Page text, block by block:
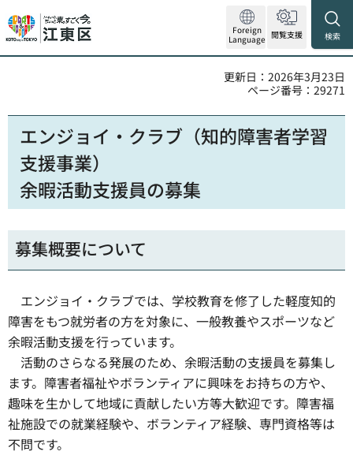
Foreign
Language 閲覧支援 検索
更新日：2026年3月23日
ページ番号：29271
エンジョイ・クラブ（知的障害者学習
支援事業）
余暇活動支援員の募集
募集概要について
エンジョイ・クラブでは、学校教育を修了した軽度知的
障害をもつ就労者の方を対象に、一般教養やスポーツなど
余暇活動支援を行っています。
活動のさらなる発展のため、余暇活動の支援員を募集し
ます。障害者福祉やボランティアに興味をお持ちの方や、
趣味を生かして地域に貢献したい方等大歓迎です。障害福
祉施設での就業経験や、ボランティア経験、専門資格等は
不問です。